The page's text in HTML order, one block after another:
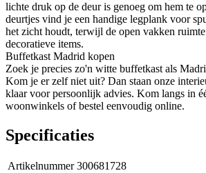
lichte druk op de deur is genoeg om hem te
deurtjes vind je een handige legplank voor
het zicht houdt, terwijl de open vakken
decoratieve items.
Buffetkast Madrid kopen
Zoek je precies zo'n witte buffetkast als
Kom je er zelf niet uit? Dan staan onze
klaar voor persoonlijk advies. Kom langs in
woonwinkels of bestel eenvoudig online.
Specificaties
Artikelnummer 300681728